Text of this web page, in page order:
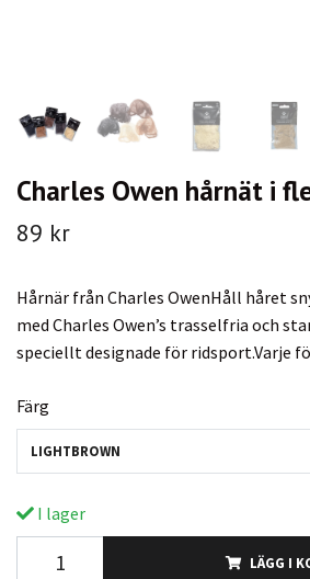
Charles Owen hårnät i
89 kr
Hårnär från Charles OwenHåll håret
med Charles Owen’s trasselfria och
speciellt designade för ridsport.Varje
Färg
LIGHTBROWN
I lager
LÄGG I